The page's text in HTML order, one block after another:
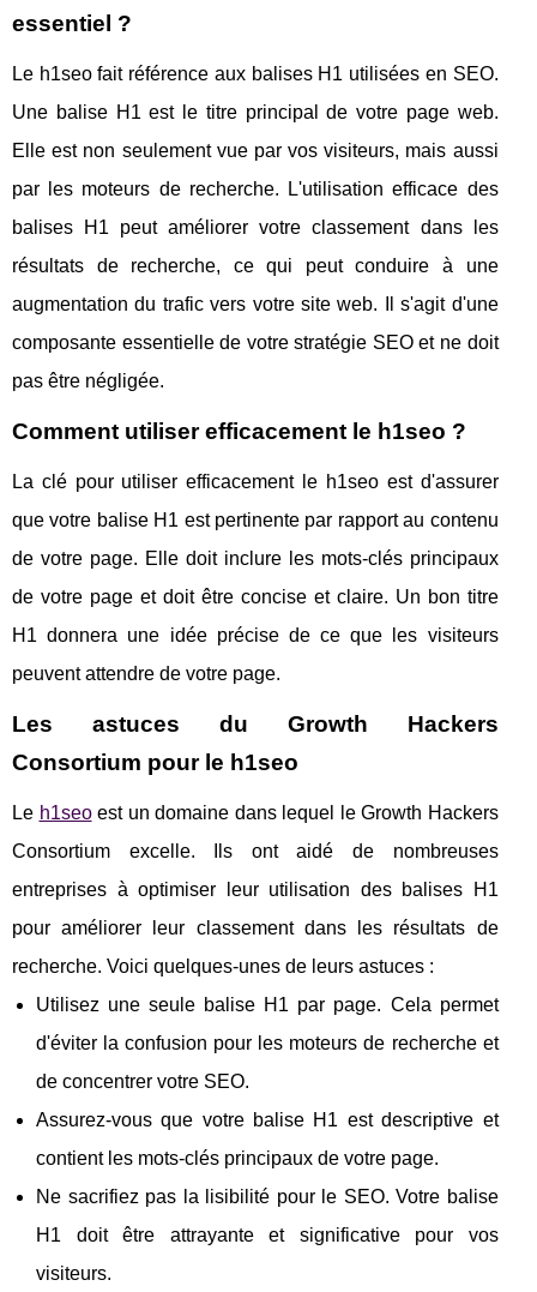
essentiel ?
Le h1seo fait référence aux balises H1 utilisées en SEO.
Une balise H1 est le titre principal de votre page web.
Elle est non seulement vue par vos visiteurs, mais aussi
par les moteurs de recherche. L'utilisation efficace des
balises H1 peut améliorer votre classement dans les
résultats de recherche, ce qui peut conduire à une
augmentation du trafic vers votre site web. Il s'agit d'une
composante essentielle de votre stratégie SEO et ne doit
pas être négligée.
Comment utiliser efficacement le h1seo ?
La clé pour utiliser efficacement le h1seo est d'assurer
que votre balise H1 est pertinente par rapport au contenu
de votre page. Elle doit inclure les mots-clés principaux
de votre page et doit être concise et claire. Un bon titre
H1 donnera une idée précise de ce que les visiteurs
peuvent attendre de votre page.
Les astuces du Growth Hackers
Consortium pour le h1seo
Le h1seoest un domaine dans lequel le Growth Hackers
Consortium excelle. Ils ont aidé de nombreuses
entreprises à optimiser leur utilisation des balises H1
pour améliorer leur classement dans les résultats de
recherche. Voici quelques-unes de leurs astuces :
Utilisez une seule balise H1 par page. Cela permet
d'éviter la confusion pour les moteurs de recherche et
de concentrer votre SEO.
Assurez-vous que votre balise H1 est descriptive et
contient les mots-clés principaux de votre page.
Ne sacrifiez pas la lisibilité pour le SEO. Votre balise
H1 doit être attrayante et significative pour vos
visiteurs.